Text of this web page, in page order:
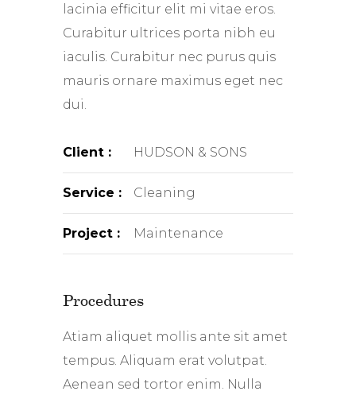
lacinia efficitur elit mi vitae eros.
Curabitur ultrices porta nibh eu
iaculis. Curabitur nec purus quis
mauris ornare maximus eget nec
dui.
Client : HUDSON & SONS
Service : Cleaning
Project : Maintenance
Procedures
Atiam aliquet mollis ante sit amet
tempus. Aliquam erat volutpat.
Aenean sed tortor enim. Nulla